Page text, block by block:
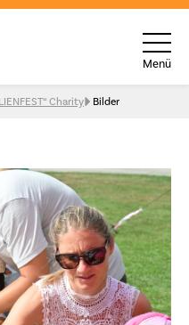
Menü
Charity Bilder